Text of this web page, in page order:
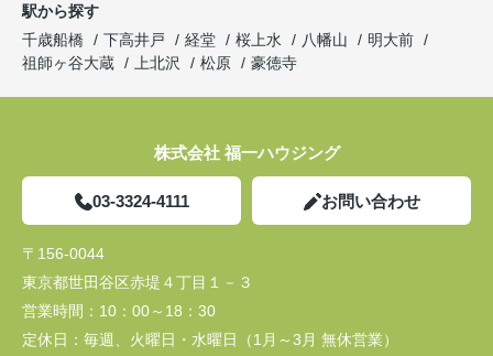
駅から探す
千歳船橋
下高井戸 経堂 桜上水 八幡山
明大前
祖師ヶ谷大蔵
上北沢 松原 豪徳寺
株式会社 福一ハウジング
03-3324-4111 お問い合わせ
〒156-0044
東京都世田谷区赤堤４丁目１－３
営業時間： 10：00～18：30
定休日： 毎週、火曜日・水曜日（1月～3月 無休営業）